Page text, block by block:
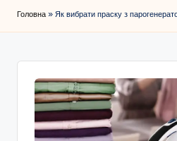
Головна » Як вибрати праску з